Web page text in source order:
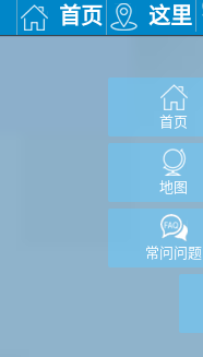
首页 这里
首页
地图
常问问题